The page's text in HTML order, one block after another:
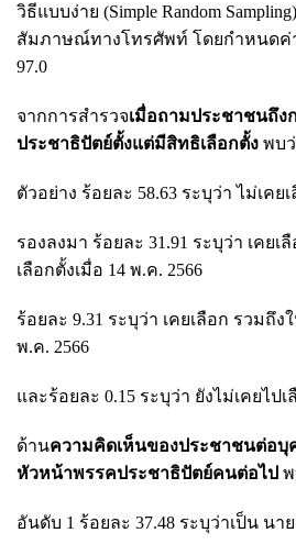
วิธีแบบง่าย (Simple Random
สัมภาษณ์ทางโทรศัพท์ โดยกำหนดค่
97.0
จากการสำรวจเมื่อถามประชาชนถึง
ประชาธิปัตย์ตั้งแต่มีสิทธิเลือกตั้ง พบ
ตัวอย่าง ร้อยละ 58.63 ระบุว่า ไม่เค
รองลงมา ร้อยละ 31.91 ระบุว่า เคยเ
เลือกตั้งเมื่อ 14 พ.ค. 2566
ร้อยละ 9.31 ระบุว่า เคยเลือก รวมถึง
พ.ค. 2566
และร้อยละ 0.15 ระบุว่า ยังไม่เคยไปเ
ด้านความคิดเห็นของประชาชนต่อบุ
หัวหน้าพรรคประชาธิปัตย์คนต่อไป
อันดับ 1 ร้อยละ 37.48 ระบุว่าเป็น นา